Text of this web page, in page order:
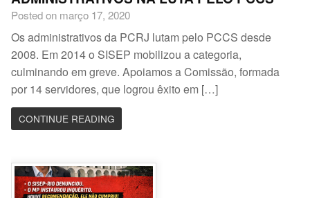
Posted on março 17, 2020
Os administrativos da PCRJ lutam pelo PCCS desde
2008. Em 2014 o SISEP mobilizou a categoria,
culminando em greve. Apoiamos a Comissão, formada
por 14 servidores, que logrou êxito em […]
CONTINUE READING